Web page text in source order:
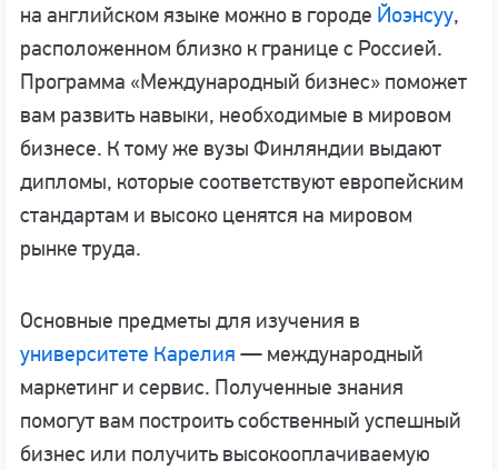
на английском языке можно в городе Йоэнсуу,
расположенном близко к границе с Россией.
Программа «Международный бизнес» поможет
вам развить навыки, необходимые в мировом
бизнесе. К тому же вузы Финляндии выдают
дипломы, которые соответствуют европейским
стандартам и высоко ценятся на мировом
рынке труда.
Основные предметы для изучения в
университете Карелия — международный
маркетинг и сервис. Полученные знания
помогут вам построить собственный успешный
бизнес или получить высокооплачиваемую